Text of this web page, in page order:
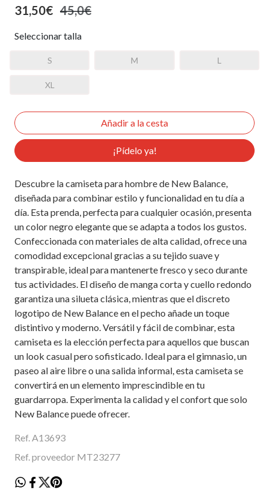
31,50€ 45,0€
Seleccionar talla
S M L
XL
¡Pídelo ya!
Descubre la camiseta para hombre de New Balance,
diseñada para combinar estilo y funcionalidad en tu día a
día. Esta prenda, perfecta para cualquier ocasión, presenta
un color negro elegante que se adapta a todos los gustos.
Confeccionada con materiales de alta calidad, ofrece una
comodidad excepcional gracias a su tejido suave y
transpirable, ideal para mantenerte fresco y seco durante
tus actividades. El diseño de manga corta y cuello redondo
garantiza una silueta clásica, mientras que el discreto
logotipo de New Balance en el pecho añade un toque
distintivo y moderno. Versátil y fácil de combinar, esta
camiseta es la elección perfecta para aquellos que buscan
un look casual pero sofisticado. Ideal para el gimnasio, un
paseo al aire libre o una salida informal, esta camiseta se
convertirá en un elemento imprescindible en tu
guardarropa. Experimenta la calidad y el confort que solo
New Balance puede ofrecer.
Ref. A13693
Ref. proveedor MT23277